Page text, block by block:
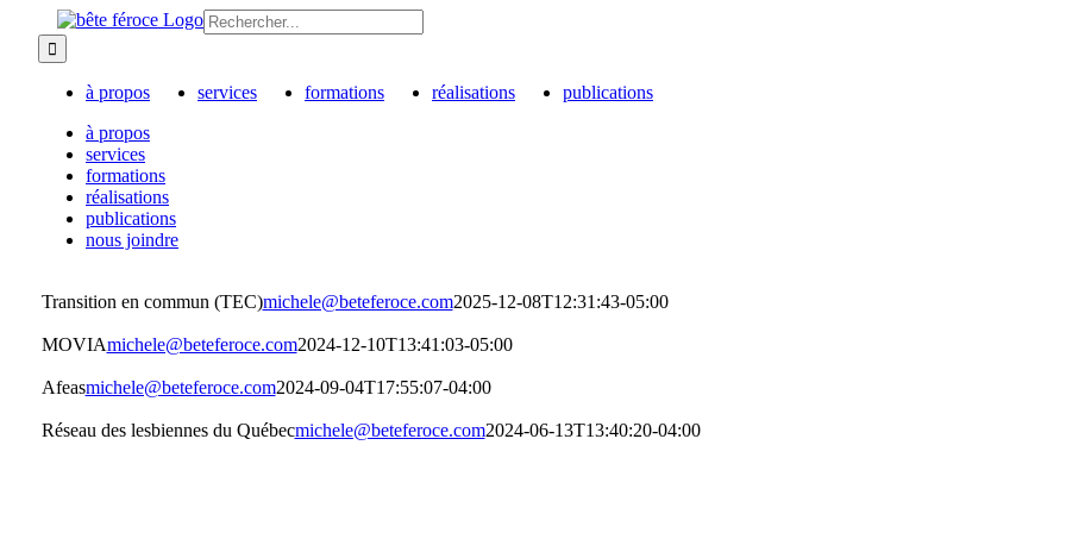
content
Recherche
sur
:
à propos services formations réalisations publications
à propos
services
formations
réalisations
publications
nous joindre
Transition en commun (TEC)michele@beteferoce.com2025-12-08T12:31:43-05:00
MOVIAmichele@beteferoce.com2024-12-10T13:41:03-05:00
Afeasmichele@beteferoce.com2024-09-04T17:55:07-04:00
Réseau des lesbiennes du Québecmichele@beteferoce.com2024-06-13T13:40:20-04:00